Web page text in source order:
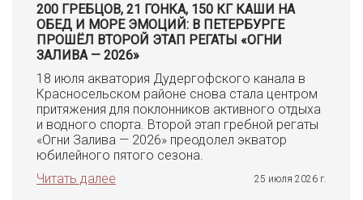
200 ГРЕБЦОВ, 21 ГОНКА, 150 КГ КАШИ НА
ОБЕД И МОРЕ ЭМОЦИЙ: В ПЕТЕРБУРГЕ
ПРОШЁЛ ВТОРОЙ ЭТАП РЕГАТЫ «ОГНИ
ЗАЛИВА — 2026»
18 июля акватория Дудергофского канала в
Красносельском районе снова стала центром
притяжения для поклонников активного отдыха
и водного спорта. Второй этап гребной регаты
«Огни Залива — 2026» преодолел экватор
юбилейного пятого сезона.
Читать далее
25 июля 2026 г.